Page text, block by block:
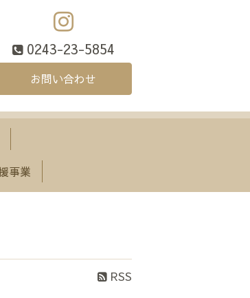
0243-23-5854
お問い合わせ
事業
RSS